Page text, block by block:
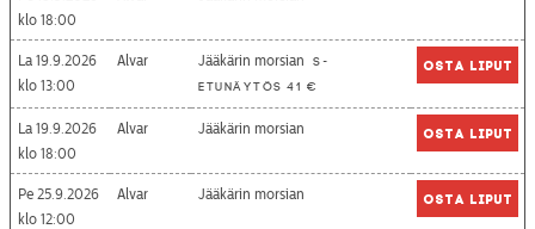
18:00
La 19.9.2026
13:00
Alvar Jääkärin morsian
S-
etunäytös 41 €
Osta liput
La 19.9.2026
18:00
Alvar Jääkärin morsian Osta liput
Pe 25.9.2026
12:00
Alvar Jääkärin morsian Osta liput